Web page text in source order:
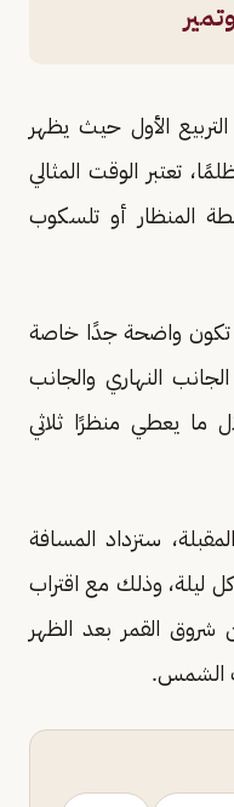
الأول حيث يظهر
تعتبر الوقت المثالي
المنظار أو تلسكوب
تكون واضحة جدًا خاصة
النهاري والجانب
ما يعطي منظرًا ثلاثي
ستزداد المسافة
ليلة، وذلك مع اقتراب
شروق القمر بعد الظهر
الشمس.